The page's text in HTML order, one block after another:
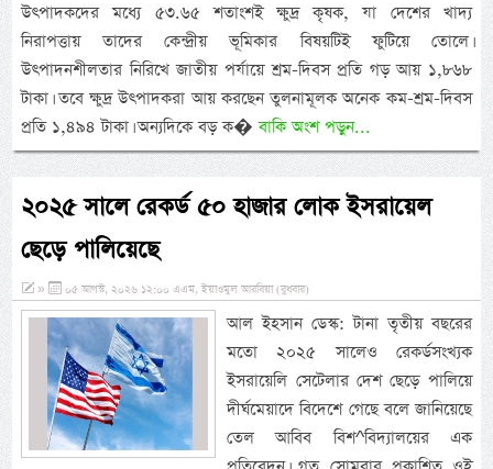
উৎপাদকদের মধ্যে ৫৩.৬৫ শতাংশই ক্ষুদ্র কৃষক, যা দেশের খাদ্য
নিরাপত্তায় তাদের কেন্দ্রীয় ভূমিকার বিষয়টিই ফুটিয়ে তোলে।
উৎপাদনশীলতার নিরিখে জাতীয় পর্যায়ে শ্রম-দিবস প্রতি গড় আয় ১,৮৬৮
টাকা। তবে ক্ষুদ্র উৎপাদকরা আয় করছেন তুলনামূলক অনেক কম-শ্রম-দিবস
প্রতি ১,৪৯৪ টাকা। অন্যদিকে বড় ক�বাকি অংশ পড়ুন...
২০২৫ সালে রেকর্ড ৫০ হাজার লোক ইসরায়েল
ছেড়ে পালিয়েছে
» ০৫ আগস্ট, ২০২৬ ১২:০০ এএম, ইয়াওমুল আরবিয়া (বুধবার)
আল ইহসান ডেস্ক: টানা তৃতীয় বছরের
মতো ২০২৫ সালেও রেকর্ডসংখ্যক
ইসরায়েলি সেটেলার দেশ ছেড়ে পালিয়ে
দীর্ঘমেয়াদে বিদেশে গেছে বলে জানিয়েছে
তেল আবিব বিশ^বিদ্যালয়ের এক